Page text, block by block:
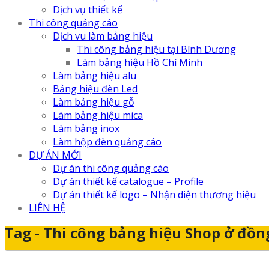
Dịch vụ thiết kế
Thi công quảng cáo
Dịch vu làm bảng hiệu
Thi công bảng hiệu tại Bình Dương
Làm bảng hiệu Hồ Chí Minh
Làm bảng hiệu alu
Bảng hiệu đèn Led
Làm bảng hiệu gỗ
Làm bảng hiệu mica
Làm bảng inox
Làm hộp đèn quảng cáo
DỰ ÁN MỚI
Dự án thi công quảng cáo
Dự án thiết kế catalogue – Profile
Dự án thiết kế logo – Nhận diện thương hiệu
LIÊN HỆ
Tag - Thi công bảng hiệu Shop ở